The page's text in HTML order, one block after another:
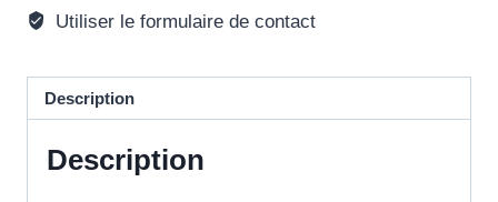
Utiliser le formulaire de contact
Description
Description